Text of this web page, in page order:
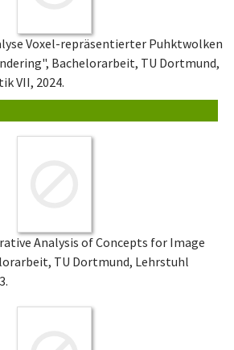
Voxel-repräsentierter Puhktwolken
Bachelorarbeit, TU Dortmund,
VII, 2024.
Analysis of Concepts for Image
TU Dortmund, Lehrstuhl